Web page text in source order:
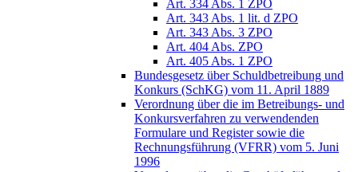
Art. 334 Abs. 1 ZPO
Art. 343 Abs. 1 lit. d ZPO
Art. 343 Abs. 3 ZPO
Art. 404 Abs. ZPO
Art. 405 Abs. 1 ZPO
Bundesgesetz über Schuldbetreibung und
Konkurs (SchKG) vom 11. April 1889
Verordnung über die im Betreibungs- und
Konkursverfahren zu verwendenden
Formulare und Register sowie die
Rechnungsführung (VFRR) vom 5. Juni
1996